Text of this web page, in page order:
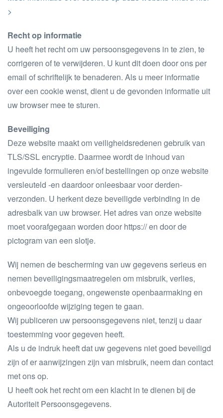
>
Recht op informatie
U heeft het recht om uw persoonsgegevens in te zien, te
corrigeren of te verwijderen. U kunt dit doen door ons per
email of schriftelijk te benaderen. Als u meer informatie
over een cookie wenst, dient u de gevonden informatie uit
uw browser mee te sturen.
Beveiliging
Deze website maakt om veiligheidsredenen gebruik van
TLS/SSL encryptie. Daarmee wordt de inhoud van
ingevulde formulieren en/of bestellingen op onze website
versleuteld -en daardoor onleesbaar voor derden-
verzonden. U herkent deze beveiligde verbinding in de
adresbalk van uw browser. Het adres van onze website
moet voorafgegaan worden door https:// en door de
pictogram van een slotje.
Wij nemen de bescherming van uw gegevens serieus en
nemen beveiligingsmaatregelen om misbruik, verlies,
onbevoegde toegang, ongewenste openbaarmaking en
ongeoorloofde wijziging tegen te gaan.
Wij publiceren uw persoonsgegevens niet, tenzij u daar
toestemming voor gegeven heeft.
Als u de indruk heeft dat uw gegevens niet goed beveiligd
zijn of er aanwijzingen zijn van misbruik, neem dan contact
met ons op.
U heeft ook het recht om een klacht in te dienen bij de
Autoriteit Persoonsgegevens.